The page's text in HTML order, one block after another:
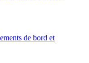
de bord et